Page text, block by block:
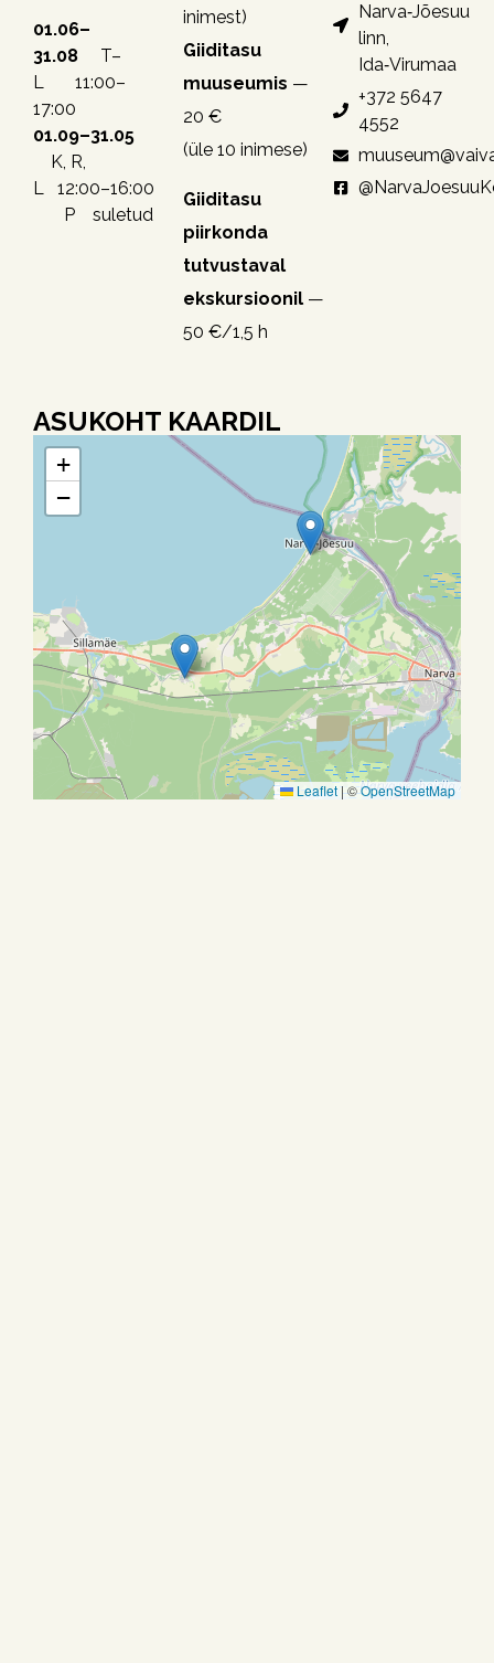
01.06–
31.08 T–
L 11:00–
17:00
01.09–31.05
K, R,
L 12:00–16:00
P suletud
inimest)
Giiditasu
muuseumis —
20 €
(üle 10 inimese)
Giiditasu
piirkonda
tutvustaval
ekskursioonil —
50 €/1,5 h
Narva‑Jõesuu
linn,
Ida‑Virumaa
+372 5647
4552
ASUKOHT KAARDIL
+
−
Leaflet|©OpenStreetMap